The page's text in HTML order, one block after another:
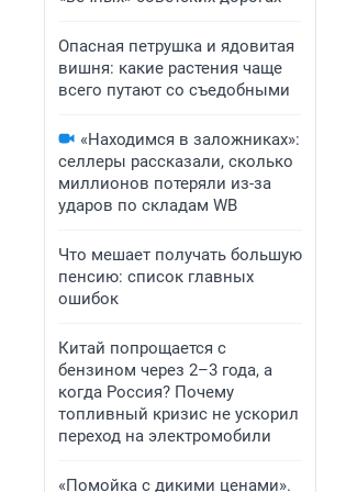
Опасная петрушка и ядовитая
вишня: какие растения чаще
всего путают со съедобными
«Находимся в заложниках»:
селлеры рассказали, сколько
миллионов потеряли из-за
ударов по складам WB
Что мешает получать большую
пенсию: список главных
ошибок
Китай попрощается с
бензином через 2–3 года, а
когда Россия? Почему
топливный кризис не ускорил
переход на электромобили
«Помойка с дикими ценами».